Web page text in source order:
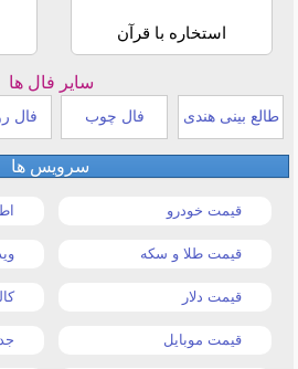
استخاره با قرآن
سایر فال ها
طالع بینی هندی فال چوب فال
سرویس ها
قیمت خودرو
قیمت طلا و سکه
قیمت دلار
قیمت موبایل